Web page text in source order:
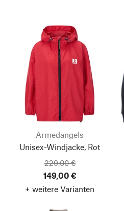
Armedangels
Unisex-Windjacke, Rot
229,00 €
149,00 €
+ weitere Varianten